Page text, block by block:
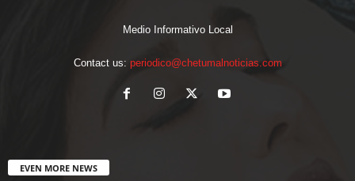
Medio Informativo Local
Contact us: periodico@chetumalnoticias.com
EVEN MORE NEWS